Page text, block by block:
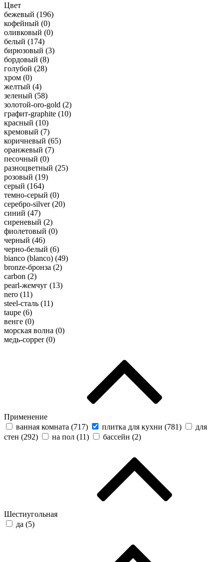
Цвет
бежевый (196)
кофейный (0)
оливковый (0)
белый (174)
бирюзовый (3)
бордовый (8)
голубой (28)
хром (0)
желтый (4)
зеленый (58)
золотой-oro-gold (2)
графит-graphite (10)
красный (10)
кремовый (7)
коричневый (65)
оранжевый (7)
песочный (0)
разноцветный (25)
розовый (19)
серый (164)
темно-серый (0)
серебро-silver (20)
синий (47)
сиреневый (2)
фиолетовый (0)
черный (46)
черно-белый (6)
bianco (blanco) (49)
bronze-бронза (2)
carbon (2)
pearl-жемчуг (13)
nero (11)
steel-сталь (11)
taupe (6)
венге (0)
морская волна (0)
медь-copper (0)
Применение
ванная комната (717) плитка для кухни (781)
для
стен (292) на пол (11) бассейн (2)
Шестиугольная
да (5)